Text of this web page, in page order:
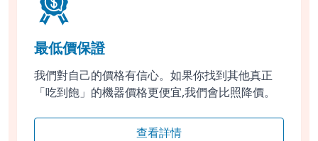
最低價保證
我們對自己的價格有信心。如果你找到其他真正
「吃到飽」的機器價格更便宜,我們會比照降價。
查看詳情